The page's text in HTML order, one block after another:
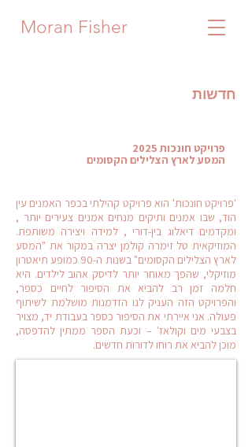
Moran Fisher
חדשות
פרויקט חונכות 2025
המסע לארץ הצלילים הקסומים
'פרויקט חונכות' הוא פרויקט קהילתי בכפר האמנים עין
הוד, שבו אמנים ותיקים מנחים אמנים צעירים יותר ,
ומקדמים דיאלוג בין-דורי , למידה ויצירה משותפת.
המוזיקאית טל זימרה קולמן יצרה במקור את "המסע
לארץ הצלילים הקסומים" בשנות ה-90 כמופע תיאטרון
מוזיקלי, שהפך מאוחר יותר לדיסק אהוב לילדים. היא
חלמה זמן רב להביא את הסיפור לחיים כספר,
והפרויקט הזה העניק לנו הזדמנות מושלמת לשיתוף
פעולה. אני איירתי את הסיפור כספר בעבודת יד, מצויר
בצבעי מים וקולאז' – וכעת הספר ממתין להדפסה,
מוכן להביא את רוחו לדורות חדשים.